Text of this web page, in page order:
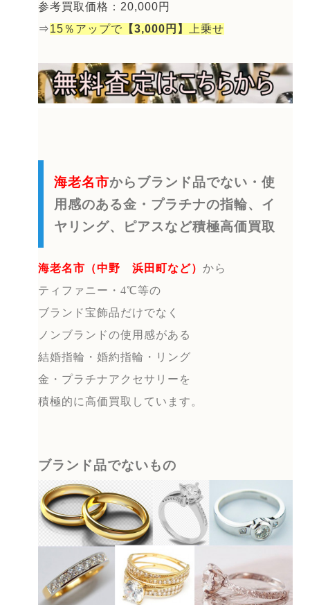
参考買取価格：20,000円
⇒15％アップで 【3,000円】 上乗せ
海老名市からブランド品でない・使
用感のある金・プラチナの指輪、イ
ヤリング、ピアスなど積極高価買取
海老名市（中野 浜田町など） から
ティファニー・4℃等の
ブランド宝飾品だけでなく
ノンブランドの使用感がある
結婚指輪・婚約指輪・リング
金・プラチナアクセサリーを
積極的に高価買取しています。
ブランド品でないもの